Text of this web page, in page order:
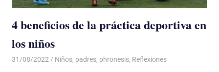
4 beneficios de la práctica deportiva en
los niños
31/08/2022 De todo un Poco
Niños, padres, phronesis, Reflexiones